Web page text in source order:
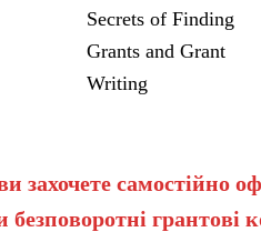
Secrets of Finding
Grants and Grant
Writing
захочете самостійно
безповоротні